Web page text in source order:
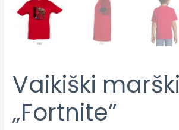
Vaikiški
„Fortnite”